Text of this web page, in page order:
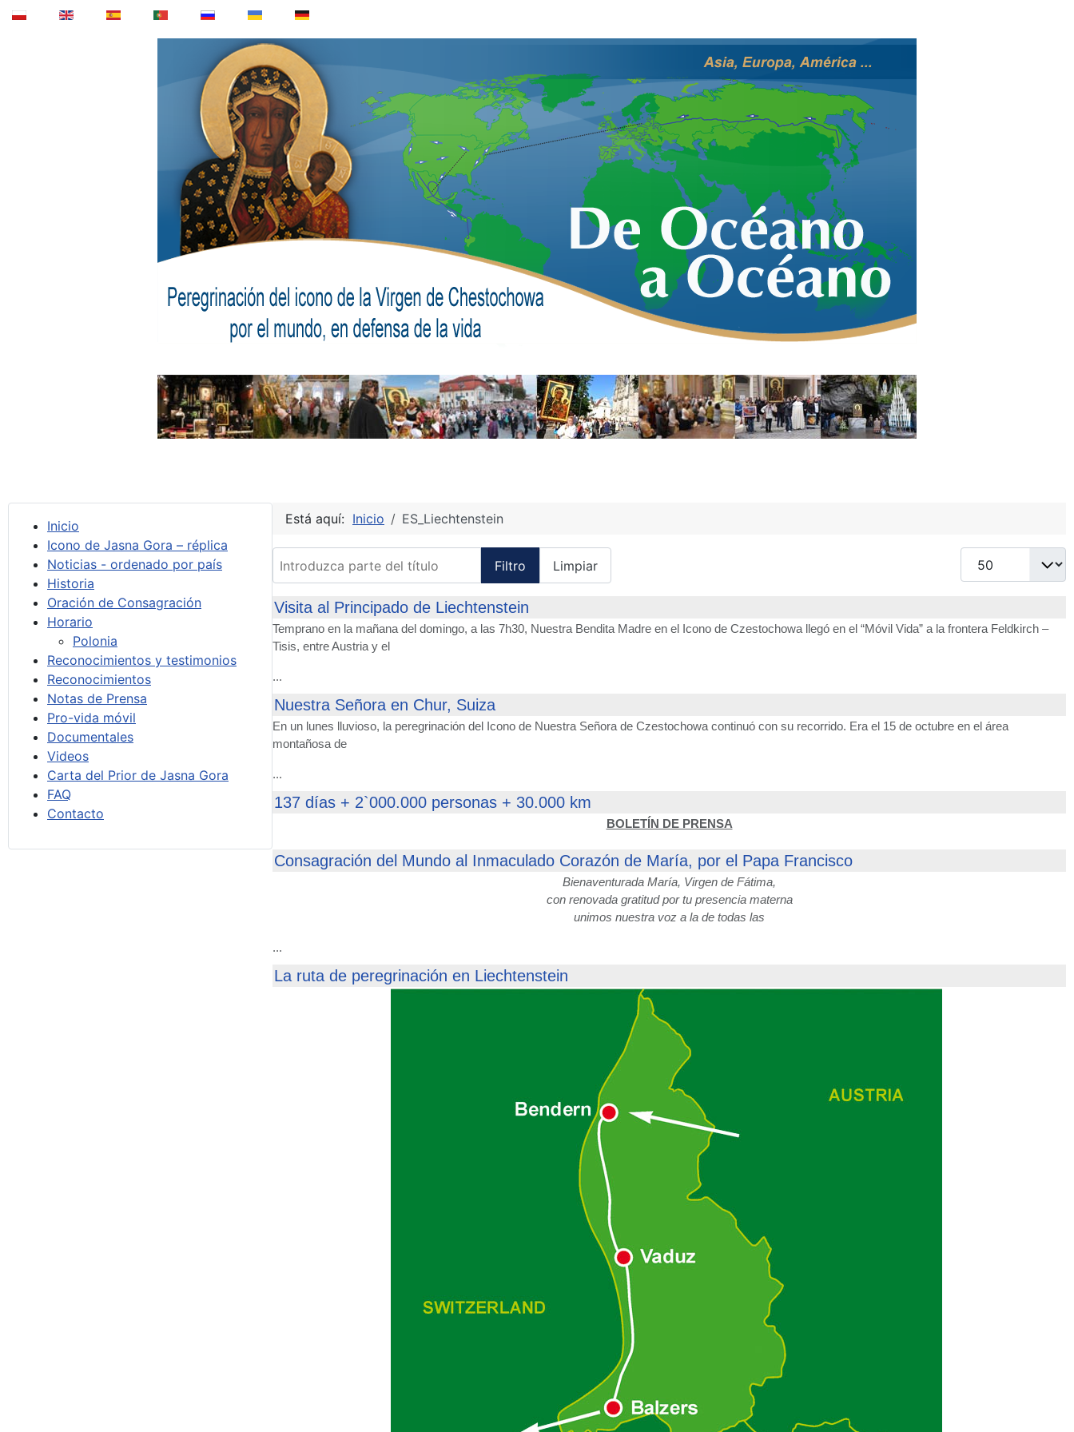
Inicio
Icono de Jasna Gora – réplica
Noticias - ordenado por país
Historia
Oración de Consagración
Horario
Polonia
Reconocimientos y testimonios
Reconocimientos
Notas de Prensa
Pro-vida móvil
Documentales
Videos
Carta del Prior de Jasna Gora
FAQ
Contacto
Está aquí: Inicio ES_Liechtenstein
Introduzca parte del título
Filtro Limpiar
Cantidad
Visita al Principado de Liechtenstein
Temprano en la mañana del domingo, a las 7h30, Nuestra Bendita Madre en el Icono de Czestochowa llegó en el “Móvil Vida” a la frontera Feldkirch –
Tisis, entre Austria y el
...
Nuestra Señora en Chur, Suiza
En un lunes lluvioso, la peregrinación del Icono de Nuestra Señora de Czestochowa continuó con su recorrido. Era el 15 de octubre en el área
montañosa de
...
137 días + 2`000.000 personas + 30.000 km
BOLETÍN DE PRENSA
Consagración del Mundo al Inmaculado Corazón de María, por el Papa Francisco
Bienaventurada María, Virgen de Fátima,
con renovada gratitud por tu presencia materna
unimos nuestra voz a la de todas las
...
La ruta de peregrinación en Liechtenstein